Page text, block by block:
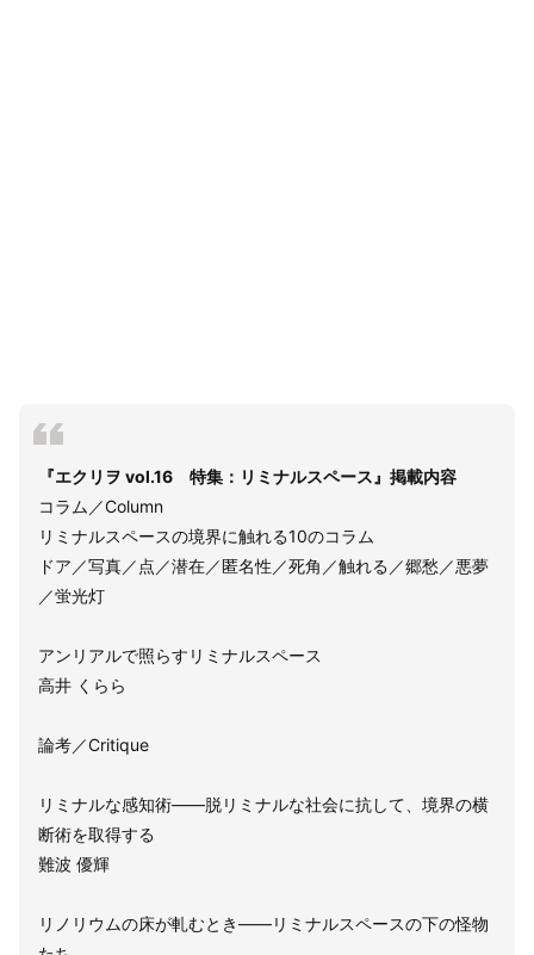
『エクリヲ vol.16 特集：リミナルスペース』掲載内容
コラム／Column
リミナルスペースの境界に触れる10のコラム
ドア／写真／点／潜在／匿名性／死角／触れる／郷愁／悪夢
／蛍光灯
アンリアルで照らすリミナルスペース
高井 くらら
論考／Critique
リミナルな感知術——脱リミナルな社会に抗して、境界の横
断術を取得する
難波 優輝
リノリウムの床が軋むとき——リミナルスペースの下の怪物